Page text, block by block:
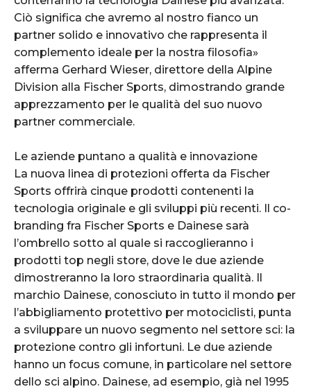
Ciò significa che avremo al nostro fianco un
partner solido e innovativo che rappresenta il
complemento ideale per la nostra filosofia»
afferma Gerhard Wieser, direttore della Alpine
Division alla Fischer Sports, dimostrando grande
apprezzamento per le qualità del suo nuovo
partner commerciale.
Le aziende puntano a qualità e innovazione
La nuova linea di protezioni offerta da Fischer
Sports offrirà cinque prodotti contenenti la
tecnologia originale e gli sviluppi più recenti. Il co-
branding fra Fischer Sports e Dainese sarà
l’ombrello sotto al quale si raccoglieranno i
prodotti top negli store, dove le due aziende
dimostreranno la loro straordinaria qualità. Il
marchio Dainese, conosciuto in tutto il mondo per
l’abbigliamento protettivo per motociclisti, punta
a sviluppare un nuovo segmento nel settore sci: la
protezione contro gli infortuni. Le due aziende
hanno un focus comune, in particolare nel settore
dello sci alpino. Dainese, ad esempio, già nel 1995